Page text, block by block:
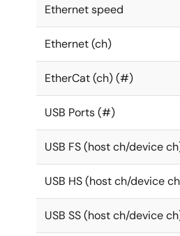
Ethernet speed
Ethernet (ch)
EtherCat (ch) (#)
USB Ports (#)
USB FS (host ch/device
USB HS (host ch/device
USB SS (host ch/device